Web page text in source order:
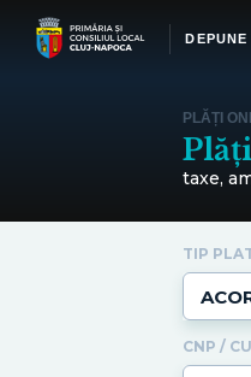
PLĂȚI
taxe,
TIP
CNP /